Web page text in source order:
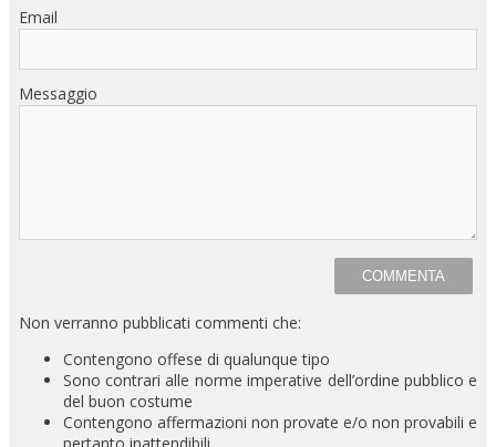
Email
Messaggio
Non verranno pubblicati commenti che:
Contengono offese di qualunque tipo
Sono contrari alle norme imperative dell’ordine pubblico e
del buon costume
Contengono affermazioni non provate e/o non provabili e
pertanto inattendibili